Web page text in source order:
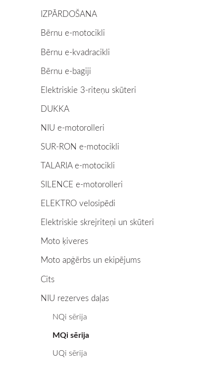
IZPĀRDOŠANA
Bērnu e-motocikli
Bērnu e-kvadracikli
Bērnu e-bagiji
Elektriskie 3-riteņu skūteri
DUKKA
NIU e-motorolleri
SUR-RON e-motocikli
TALARIA e-motocikli
SILENCE e-motorolleri
ELEKTRO velosipēdi
Elektriskie skrejriteņi un skūteri
Moto ķiveres
Moto apģērbs un ekipējums
Cits
NIU rezerves daļas
NQi sērija
MQi sērija
UQi sērija